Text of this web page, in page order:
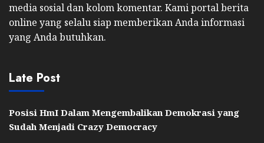
media sosial dan kolom komentar. Kami portal berita
online yang selalu siap memberikan Anda informasi
yang Anda butuhkan.
Late Post
Posisi HmI Dalam Mengembalikan Demokrasi yang
Sudah Menjadi Crazy Democracy